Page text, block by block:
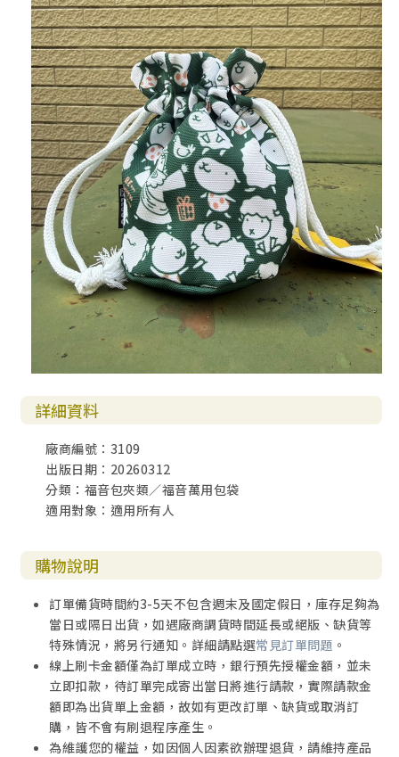
詳細資料
廠商編號：3109
出版日期：20260312
分類：福音包夾類／福音萬用包袋
適用對象：適用所有人
購物說明
訂單備貨時間約3-5天不包含週末及國定假日，庫存足夠為
當日或隔日出貨，如遇廠商調貨時間延長或絕版、缺貨等
特殊情況，將另行通知。詳細請點選常見訂單問題 。
線上刷卡金額僅為訂單成立時，銀行預先授權金額，並未
立即扣款，待訂單完成寄出當日將進行請款，實際請款金
額即為出貨單上金額，故如有更改訂單、缺貨或取消訂
購，皆不會有刷退程序產生。
為維護您的權益，如因個人因素欲辦理退貨，請維持產品